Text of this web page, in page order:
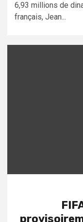
6,93 millions de
français, Jean...